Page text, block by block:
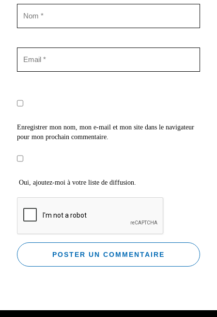
Enregistrer mon nom, mon e-mail et mon site dans le navigateur
pour mon prochain commentaire.
Oui, ajoutez-moi à votre liste de diffusion.